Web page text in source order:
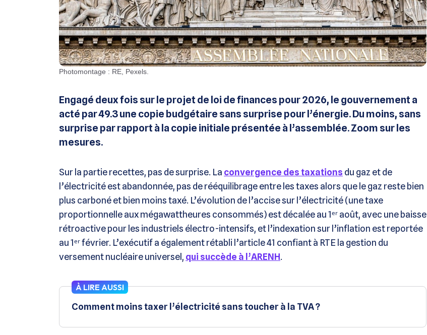
Photomontage : RE, Pexels.
Engagé deux fois sur le projet de loi de finances pour 2026, le gouvernement a
acté par 49.3 une copie budgétaire sans surprise pour l’énergie. Du moins, sans
surprise par rapport à la copie initiale présentée à l’assemblée. Zoom sur les
mesures.
Sur la partie recettes, pas de surprise. La convergence des taxations du gaz et de
l’électricité est abandonnée, pas de rééquilibrage entre les taxes alors que le gaz reste bien
plus carboné et bien moins taxé. L’évolution de l’accise sur l’électricité (une taxe
proportionnelle aux mégawattheures consommés) est décalée au 1ᵉʳ août, avec une baisse
rétroactive pour les industriels électro-intensifs, et l’indexation sur l’inflation est reportée
au 1ᵉʳ février. L’exécutif a également rétabli l’article 41 confiant à RTE la gestion du
versement nucléaire universel, qui succède à l’ARENH.
À LIRE AUSSI
Comment moins taxer l’électricité sans toucher à la TVA ?